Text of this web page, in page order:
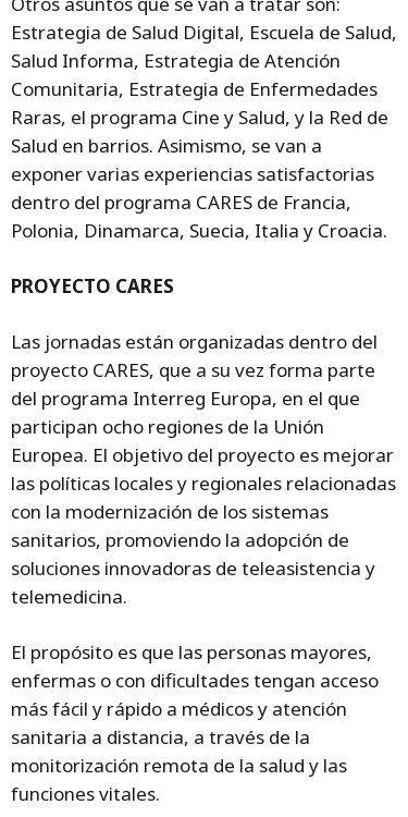
Estrategia de Salud Digital, Escuela de Salud,
Salud Informa, Estrategia de Atención
Comunitaria, Estrategia de Enfermedades
Raras, el programa Cine y Salud, y la Red de
Salud en barrios. Asimismo, se van a
exponer varias experiencias satisfactorias
dentro del programa CARES de Francia,
Polonia, Dinamarca, Suecia, Italia y Croacia.
PROYECTO CARES
Las jornadas están organizadas dentro del
proyecto CARES, que a su vez forma parte
del programa Interreg Europa, en el que
participan ocho regiones de la Unión
Europea. El objetivo del proyecto es mejorar
las políticas locales y regionales relacionadas
con la modernización de los sistemas
sanitarios, promoviendo la adopción de
soluciones innovadoras de teleasistencia y
telemedicina.
El propósito es que las personas mayores,
enfermas o con dificultades tengan acceso
más fácil y rápido a médicos y atención
sanitaria a distancia, a través de la
monitorización remota de la salud y las
funciones vitales.